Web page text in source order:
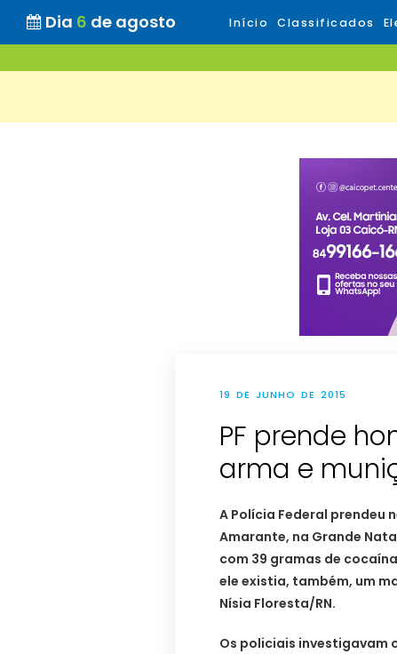
Dia 6 de agosto Início Classificados
19 DE JUNHO DE 2015
PF prende
arma e
A Polícia Federal prendeu
Amarante, na Grande
com 39 gramas de
ele existia, também, um
Nísia Floresta/RN.
Os policiais investigavam